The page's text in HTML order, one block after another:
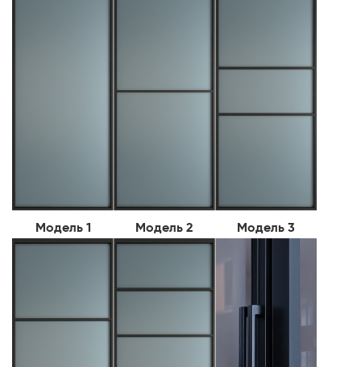
Модель 1 Модель 2 Модель 3